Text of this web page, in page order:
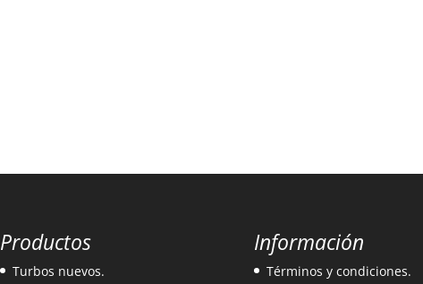
Productos
Turbos nuevos.
Información
Términos y condiciones.